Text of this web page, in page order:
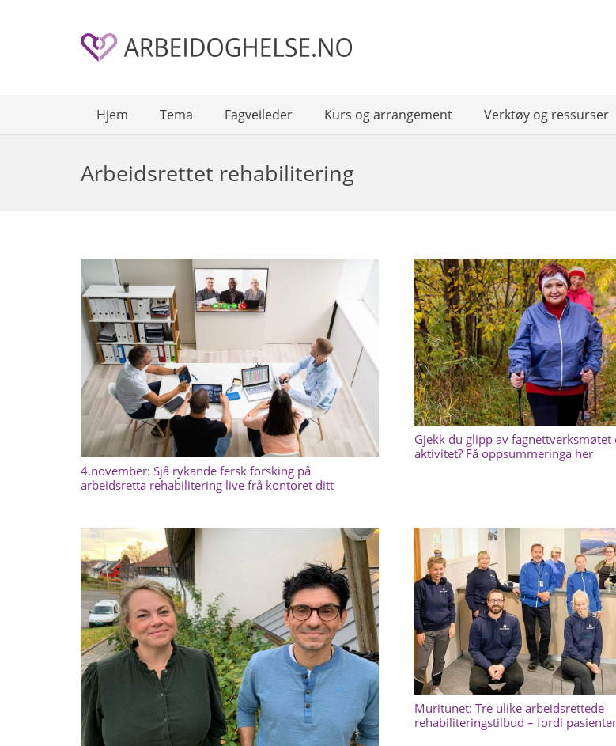
Hjem Tema Fagveileder Kurs og arrangement Verktøy og ressurser
Arbeidsrettet rehabilitering
4.november: Sjå rykande fersk forsking på
arbeidsretta rehabilitering live frå kontoret ditt
Gjekk du glipp av fagnettverksmøtet
aktivitet? Få oppsummeringa her
Muritunet: Tre ulike arbeidsrettede
rehabiliteringstilbud – fordi